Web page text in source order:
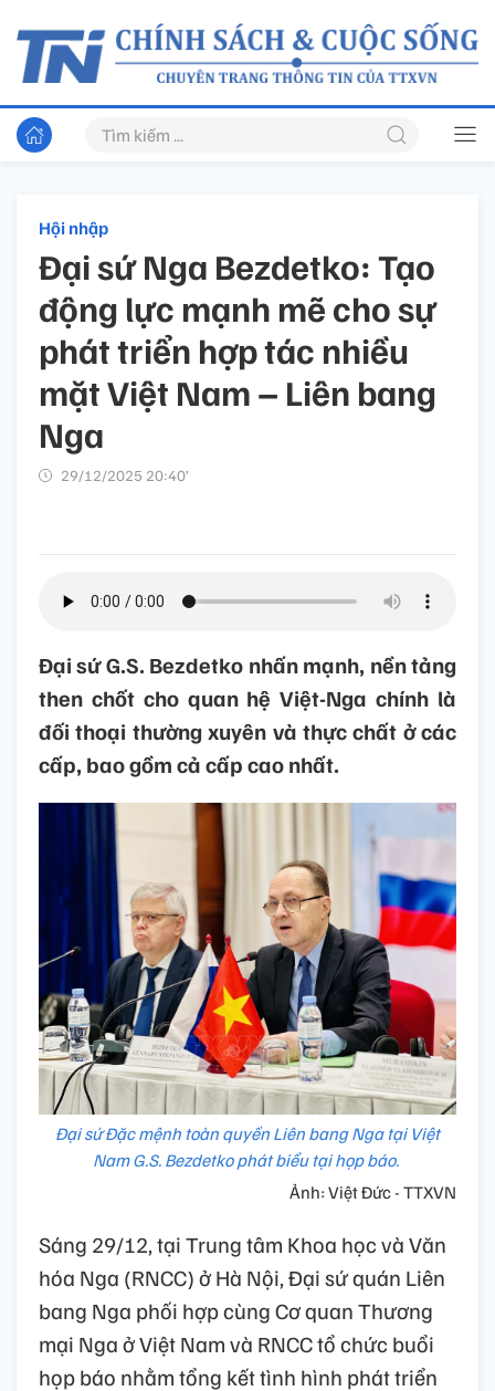
Hội nhập
Đại sứ Nga Bezdetko: Tạo
động lực mạnh mẽ cho sự
phát triển hợp tác nhiều
mặt Việt Nam – Liên bang
Nga
29/12/2025 20:40’
Đại sứ G.S. Bezdetko nhấn mạnh, nền tảng
then chốt cho quan hệ Việt-Nga chính là
đối thoại thường xuyên và thực chất ở các
cấp, bao gồm cả cấp cao nhất.
Đại sứ Đặc mệnh toàn quyền Liên bang Nga tại Việt
Nam G.S. Bezdetko phát biểu tại họp báo.
Ảnh: Việt Đức - TTXVN
Sáng 29/12, tại Trung tâm Khoa học và Văn
hóa Nga (RNCC) ở Hà Nội, Đại sứ quán Liên
bang Nga phối hợp cùng Cơ quan Thương
mại Nga ở Việt Nam và RNCC tổ chức buổi
họp báo nhằm tổng kết tình hình phát triển